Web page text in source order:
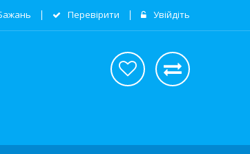
Перевірити Увійдіть